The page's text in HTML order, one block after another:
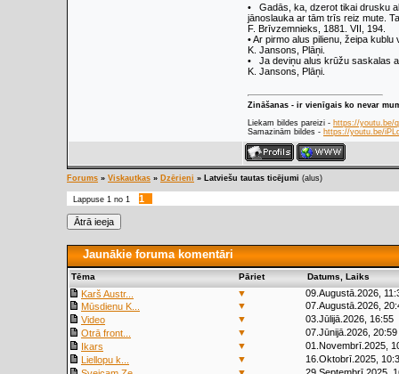
• Gadās, ka, dzerot tikai drusku
jānoslauka ar tām trīs reiz mu­te.
F. Brīvzemnieks, 1881. VII, 194.
• Ar pirmo alus pilienu, žeipa
K. Jansons, Plāņi.
• Ja deviņu alus krūžu sa­skalas
K. Jansons, Plāņi.
Zināšanas - ir vienīgais ko nevar
Liekam bildes pareizi - https://youtu.be/
Samazinām bildes - https://youtu.be/
Forums » Viskautkas » Dzērieni » Latviešu tautas ticējumi (alus)
Lappuse 1 no 1 1
Jaunākie foruma komentāri
Tēma Pāriet Datums, Laiks
Karš Austr... ▼
09.Augustā.2026,
Mūsdienu K...
▼
07.Augustā.2026,
Video
▼
03.Jūlijā.2026, 16:55
Otrā front...
▼
07.Jūnijā.2026, 20:59
Ikars
▼
01.Novembrī.2025,
Liellopu k...
▼
16.Oktobrī.2025,